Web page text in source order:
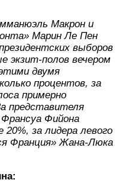
Макрон и
Марин Ле Пен
выборов
экзит-полов вечером
двумя
процентов, за
примерно
представителя
Фийона
20%, за лидера левого
Франция» Жана-Люка